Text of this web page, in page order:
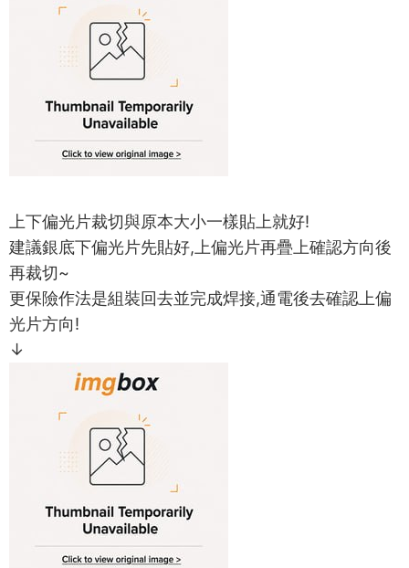
上下偏光片裁切與原本大小一樣貼上就好!
建議銀底下偏光片先貼好,上偏光片再疊上確認方向後
再裁切~
更保險作法是組裝回去並完成焊接,通電後去確認上偏
光片方向!
↓